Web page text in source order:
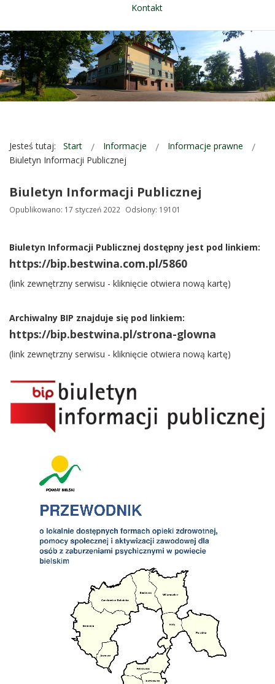
Kontakt
Jesteś tutaj: Start Informacje
Informacje prawne
Biuletyn Informacji Publicznej
Biuletyn Informacji Publicznej
Opublikowano: 17 styczeń 2022 Odsłony: 19101
Biuletyn Informacji Publicznej dostępny jest pod linkiem:
https://bip.bestwina.com.pl/5860
(link zewnętrzny serwisu - kliknięcie otwiera nową kartę)
Archiwalny BIP znajduje się pod linkiem:
https://bip.bestwina.pl/strona-glowna
(link zewnętrzny serwisu - kliknięcie otwiera nową kartę)